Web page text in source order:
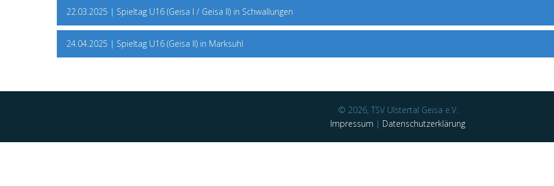
22.03.2025 | Spieltag U16 (Geisa I / Geisa II) in Schwallungen
24.04.2025 | Spieltag U16 (Geisa II) in Marksuhl
© 2026, TSV Ulstertal Geisa e.V.
Impressum | Datenschutzerklärung